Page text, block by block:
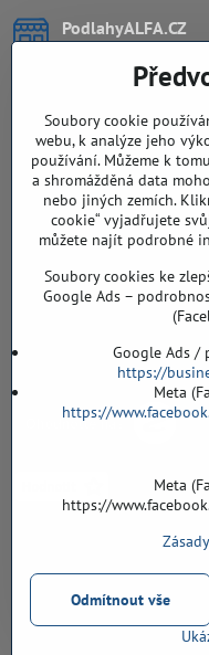
PodlahyALFA​.CZ
Záříčí, ev.č. 54
768 11 Chropyně
DIČ: CZ8103114129
Sklad, vzorkovna
Záříčí ev. č. 54
768 11 Chropyně
608 855 055
©2026Copyright
Vytvořeno
Soubory cookie
webu, k analýze jeho
používání. Můžeme k
a shromážděná data
nebo jiných zemích.
cookie“ vyjadřujete
můžete najít podrobné
Soubory cookies ke
Google Ads –
Google Ads /
https://
Meta
https://
Meta
https://
Odmítnout vše